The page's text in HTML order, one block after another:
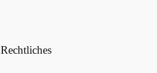
Rechtliches